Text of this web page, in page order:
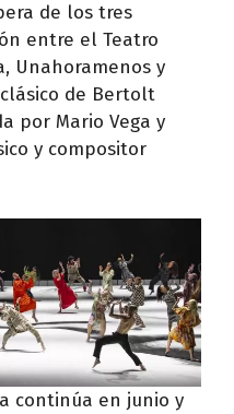
de los tres
entre el Teatro
Unahoramenos y
de Bertolt
por Mario Vega y
y compositor
continúa en junio y